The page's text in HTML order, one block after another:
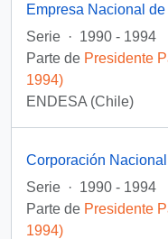
Empresa Nacional
Serie · 1990 - 1994
Parte de Presidente
1994)
ENDESA (Chile)
Corporación
Serie · 1990 - 1994
Parte de Presidente
1994)